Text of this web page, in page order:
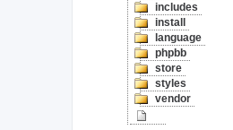
includes
install
language
phpbb
store
styles
vendor